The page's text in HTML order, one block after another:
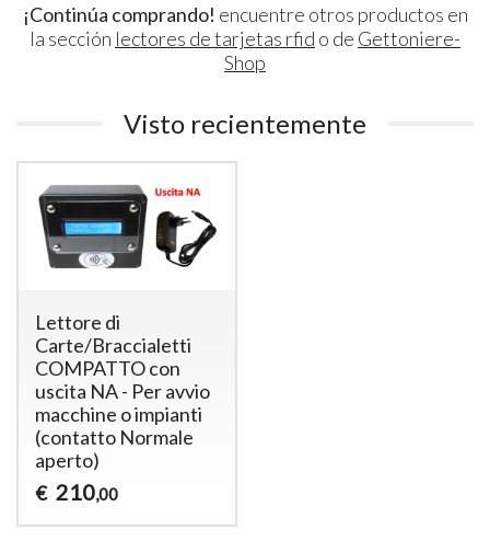
¡Continúa comprando! encuentre otros productos en
la sección lectores de tarjetas rfid o de Gettoniere-
Shop
Visto recientemente
Lettore di
Carte/Braccialetti
COMPATTO con
uscita NA - Per avvio
macchine o impianti
(contatto Normale
aperto)
€ 210,00